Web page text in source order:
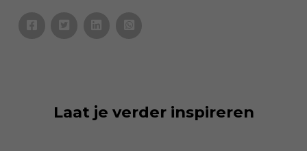
Laat je verder inspireren